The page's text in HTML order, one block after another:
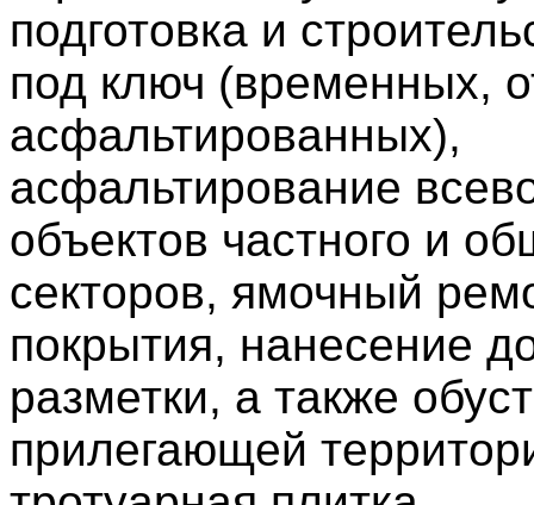
подготовка и
под ключ (временных,
асфальтированных),
асфальтирование
объектов частного и
секторов, ямочный
покрытия, нанесение
разметки, а также
прилегающей